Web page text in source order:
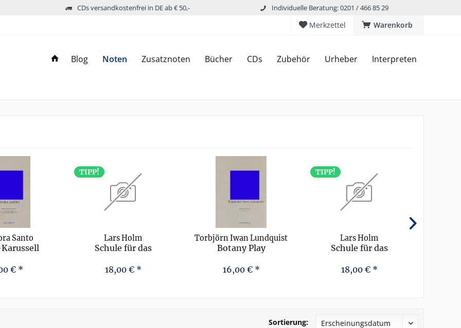
CDs versandkostenfrei in DE ab € 50,- Individuelle Beratung: 0201 / 466 85 29
Warenkorb
Merkzettel
Blog Noten Zusatznoten Bücher CDs Zubehör Urheber Interpreten
Santo
€ *
TIPP!
Lars Holm
Schule für das
Teil 2
18,00 € *
Torbjörn Iwan Lundquist
Botany Play
16,00 € *
TIPP!
Lars Holm
Schule für das
Teil 1
18,00 € *
Sortierung: